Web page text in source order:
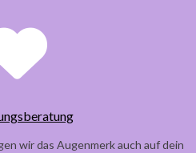
wir das Augenmerk auch auf dein